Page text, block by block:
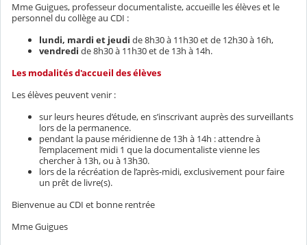
Mme Guigues, professeur documentaliste, accueille les élèves et le
personnel du collège au CDI :
lundi, mardi et jeudi de 8h30 à 11h30 et de 12h30 à 16h,
vendredi de 8h30 à 11h30 et de 13h à 14h.
Les modalités d'accueil des élèves
Les élèves peuvent venir :
sur leurs heures d’étude, en s’inscrivant auprès des surveillants
lors de la permanence.
pendant la pause méridienne de 13h à 14h : attendre à
l’emplacement midi 1 que la documentaliste vienne les
chercher à 13h, ou à 13h30.
lors de la récréation de l’après-midi, exclusivement pour faire
un prêt de livre(s).
Bienvenue au CDI et bonne rentrée
Mme Guigues